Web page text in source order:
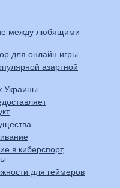
между любящими
для онлайн игры
азартной
Украины
в киберспорт,
для геймеров